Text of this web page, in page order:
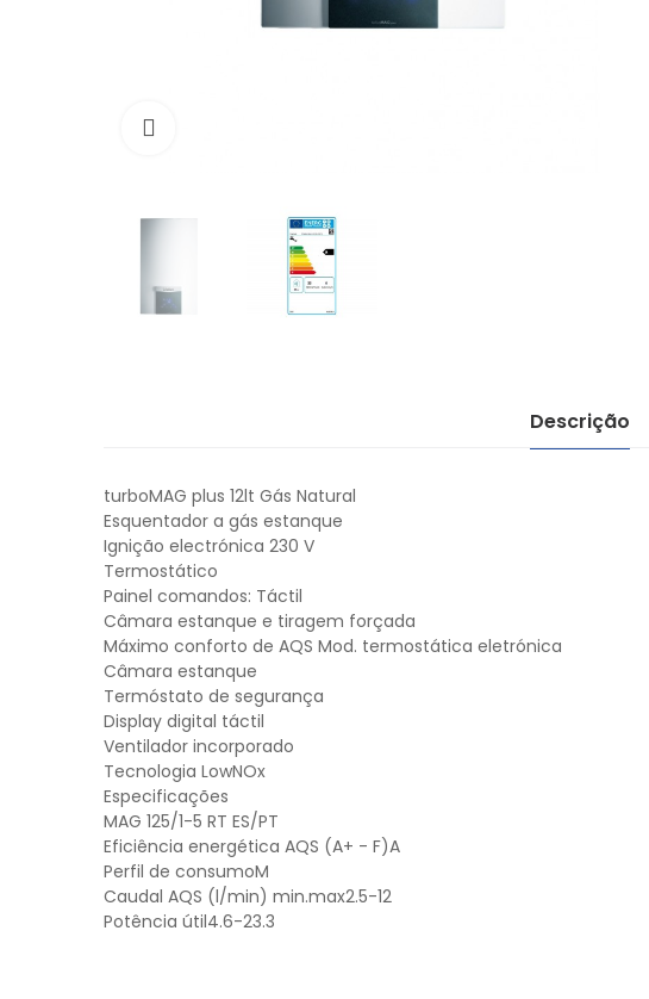
Descrição
turboMAG plus 12lt Gás Natural
Esquentador a gás estanque
Ignição electrónica 230 V
Termostático
Painel comandos: Táctil
Câmara estanque e tiragem forçada
Máximo conforto de AQS Mod. termostática eletrónica
Câmara estanque
Termóstato de segurança
Display digital táctil
Ventilador incorporado
Tecnologia LowNOx
Especificações
MAG 125/1-5 RT ES/PT
Eficiência energética AQS (A+ - F)A
Perfil de consumoM
Caudal AQS (l/min) min.max2.5-12
Potência útil4.6-23.3